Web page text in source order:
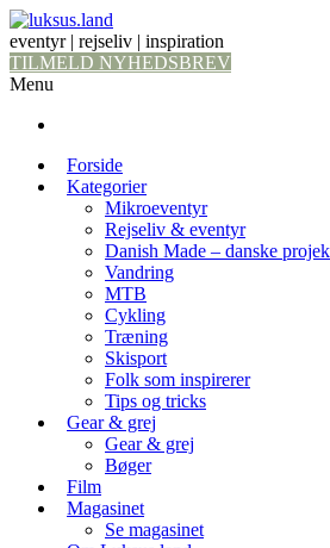
eventyr | rejseliv | inspiration
TILMELD NYHEDSBREV
Menu
Forside
Kategorier
Mikroeventyr
Rejseliv & eventyr
Danish Made – danske
Vandring
MTB
Cykling
Træning
Skisport
Folk som inspirerer
Tips og tricks
Gear & grej
Gear & grej
Bøger
Film
Magasinet
Se magasinet